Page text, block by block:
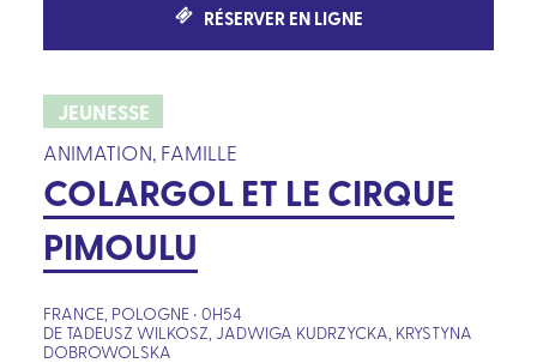
RÉSERVER EN LIGNE
JEUNESSE
ANIMATION, FAMILLE
COLARGOL ET LE CIRQUE
PIMOULU
FRANCE, POLOGNE • 0H54
DE TADEUSZ WILKOSZ, JADWIGA KUDRZYCKA, KRYSTYNA
DOBROWOLSKA